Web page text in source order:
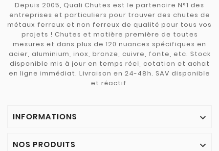
Depuis 2005, Quali Chutes est le partenaire N°1 des
entreprises et particuliers pour trouver des chutes de
métaux ferreux et non ferreux de qualité pour tous vos
projets ! Chutes et matière première de toutes
mesures et dans plus de 120 nuances spécifiques en
acier, aluminium, inox, bronze, cuivre, fonte, etc. Stock
disponible mis à jour en temps réel, cotation et achat
en ligne immédiat. Livraison en 24-48h. SAV disponible
et réactif.
INFORMATIONS 
NOS PRODUITS 